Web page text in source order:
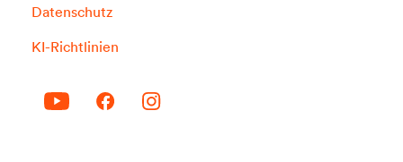
Datenschutz
KI-Richtlinien